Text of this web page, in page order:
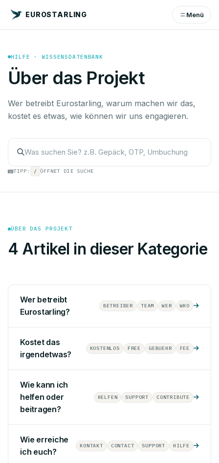
EUROSTARLING Menü
HILFE · WISSENSDATENBANK
Über das Projekt
Wer betreibt Eurostarling, warum machen wir das,
kostet es etwas, wie können wir uns engagieren.
TIPP: / ÖFFNET DIE SUCHE
ÜBER DAS PROJEKT
4 Artikel in dieser Kategorie
Wer betreibt
Eurostarling?
BETREIBER TEAM WER WHO
Kostet das
irgendetwas?
KOSTENLOS FREE GEBUEHR FEE
Wie kann ich
helfen oder
beitragen?
HELFEN SUPPORT CONTRIBUTE
Wie erreiche
ich euch?
KONTAKT CONTACT SUPPORT HILFE